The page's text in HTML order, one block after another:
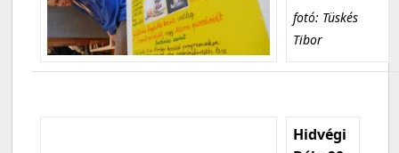
fotó: Tüskés
Tibor
Hidvégi